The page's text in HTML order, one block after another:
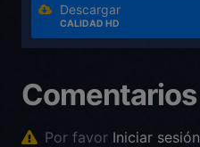
Descargar
CALIDAD HD
Comentarios
Por favor Iniciar sesión